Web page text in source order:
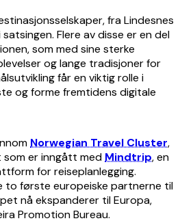
fra Lindesnes
Flere av disse er en del
som med sine sterke
og lange tradisjoner for
får en viktig rolle i
og forme fremtidens digitale
Norwegian Travel Cluster,
som er inngått medMindtrip, en
for reiseplanlegging.
to første europeiske partnerne til
nå ekspanderer til Europa,
Promotion Bureau.